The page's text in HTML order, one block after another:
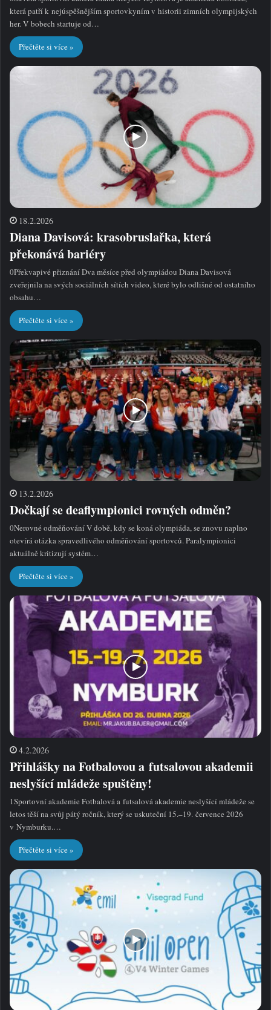
která patří k nejúspěšnějším sportovkyním v historii zimních olympijských
her. V bobech startuje od…
Přečtěte si více »
18.2.2026
Diana Davisová: krasobruslařka, která
překonává bariéry
0Překvapivé přiznání Dva měsíce před olympiádou Diana Davisová
zveřejnila na svých sociálních sítích video, které bylo odlišné od ostatního
obsahu…
Přečtěte si více »
13.2.2026
Dočkají se deaflympionici rovných odměn?
0Nerovné odměňování V době, kdy se koná olympiáda, se znovu naplno
otevírá otázka spravedlivého odměňování sportovců. Paralympionici
aktuálně kritizují systém…
Přečtěte si více »
4.2.2026
Přihlášky na Fotbalovou a futsalovou akademii
neslyšící mládeže spuštěny!
1Sportovní akademie Fotbalová a futsalová akademie neslyšící mládeže se
letos těší na svůj pátý ročník, který se uskuteční 15.–19. července 2026
v Nymburku.…
Přečtěte si více »